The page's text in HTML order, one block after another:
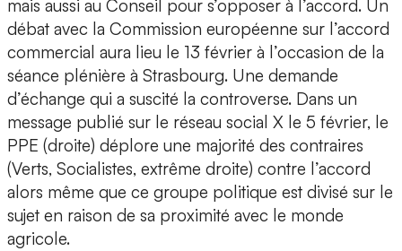
mais aussi au Conseil pour s’opposer à l’accord. Un
débat avec la Commission européenne sur l’accord
commercial aura lieu le 13 février à l’occasion de la
séance plénière à Strasbourg. Une demande
d’échange qui a suscité la controverse. Dans un
message publié sur le réseau social X le 5 février, le
PPE (droite) déplore une majorité des contraires
(Verts, Socialistes, extrême droite) contre l’accord
alors même que ce groupe politique est divisé sur le
sujet en raison de sa proximité avec le monde
agricole.